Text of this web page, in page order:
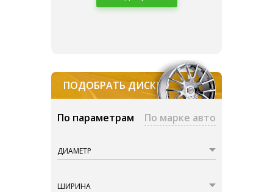
ПОДОБРАТЬ ДИСКИ
По параметрам По марке авто
ДИАМЕТР
ШИРИНА